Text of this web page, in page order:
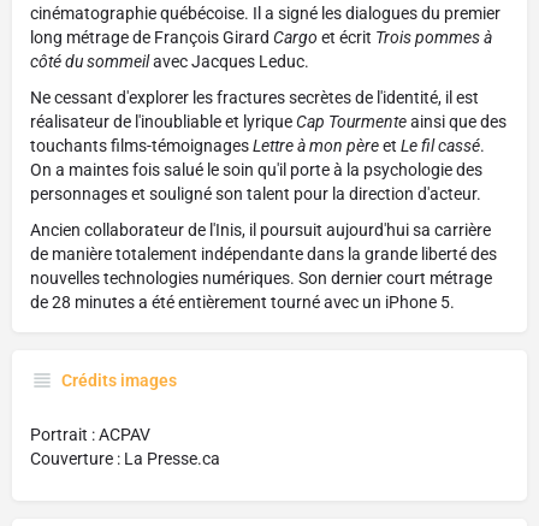
cinématographie québécoise. Il a signé les dialogues du premier
long métrage de François Girard Cargo et écrit Trois pommes à
côté du sommeilavec Jacques Leduc.
Ne cessant d'explorer les fractures secrètes de l'identité, il est
réalisateur de l'inoubliable et lyriqueCap Tourmenteainsi que des
touchants films-témoignagesLettre à mon pèreet Le fil cassé.
On a maintes fois salué le soin qu'il porte à la psychologie des
personnages et souligné son talent pour la direction d'acteur.
Ancien collaborateur de l'Inis, il poursuit aujourd'hui sa carrière
de manière totalement indépendante dans la grande liberté des
nouvelles technologies numériques. Son dernier court métrage
de 28 minutes a été entièrement tourné avec un iPhone 5.
Crédits images
Portrait : ACPAV
Couverture : La Presse.ca